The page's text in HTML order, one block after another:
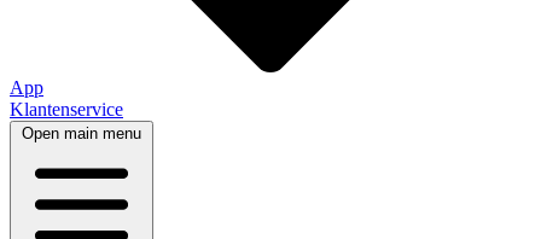
App
Klantenservice
Open main menu